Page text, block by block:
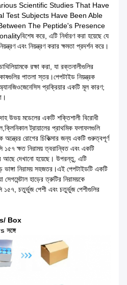
Scientific Studies That Have
Test Subjects Have Been Able
The Peptide's Presence
করে, এটি নির্ধারণ করা হয়েছে যে
এবং নিয়ন্ত্রণ করার ক্ষমতা প্রদর্শন করে।
রক্ষা করা, যা রক্তনালীগুলির
পাতলা স্তর।পেপটাইড নিয়ন্ত্রক
প্রক্রিয়ার একটি মূল কারণ;
উভয় মডেলের একটি শক্তিশালী বিরোধী
ট্রায়ালের প্রাথমিক ফলাফলগুলি
রোগের চিকিত্সার জন্য একটি গুরুত্বপূর্ণ
১৫৭ ক্ষত নিরাময় ত্বরান্বিত এবং একটি
আছে দেখানো হয়েছে। উপরন্তু, এটি
ভাঙ্গা নিরাময় সহজতর।এই পেপটাইডটি একটি
হাড়ের ত্রুটির নিরাময়কে
চতুর্ভুজ পেশী এবং চতুর্ভুজ পেশীগুলির
Box
সঙ্গে